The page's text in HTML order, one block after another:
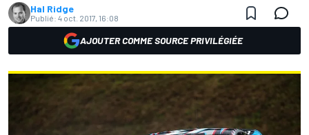
Hal Ridge
Publié: 4 oct. 2017, 16:08
AJOUTER COMME SOURCE PRIVILÉGIÉE